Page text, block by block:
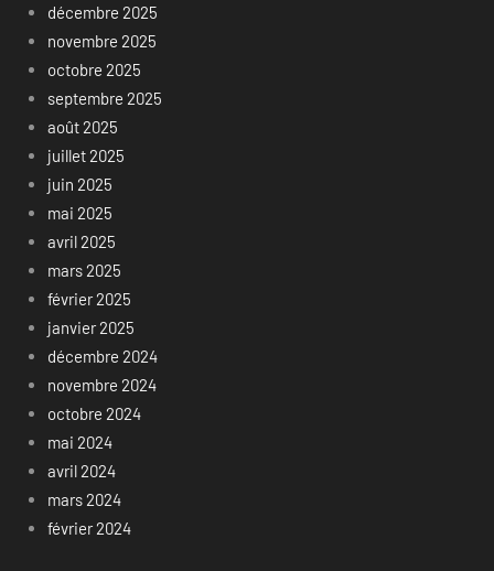
décembre 2025
novembre 2025
octobre 2025
septembre 2025
août 2025
juillet 2025
juin 2025
mai 2025
avril 2025
mars 2025
février 2025
janvier 2025
décembre 2024
novembre 2024
octobre 2024
mai 2024
avril 2024
mars 2024
février 2024